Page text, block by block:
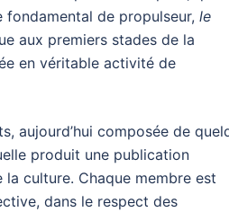
fondamental de propulseur, le
aux premiers stades de la
en véritable activité de
aujourd’hui composée de
produit une publication
culture. Chaque membre est
dans le respect des